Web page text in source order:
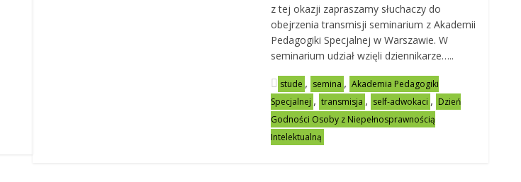
z tej okazji zapraszamy słuchaczy do
obejrzenia transmisji seminarium z Akademii
Pedagogiki Specjalnej w Warszawie. W
seminarium udział wzięli dziennikarze…..
stude , semina , Akademia Pedagogiki
Specjalnej , transmisja , self-adwokaci , Dzień
Godności Osoby z Niepełnosprawnością
Intelektualną